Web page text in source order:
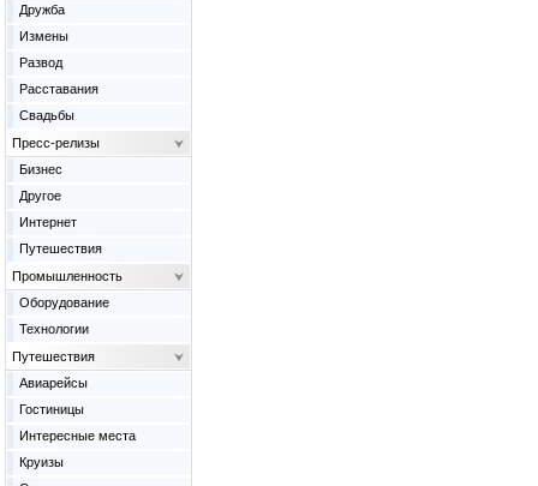
Дружба
Измены
Развод
Расставания
Свадьбы
Пресс-релизы
Бизнес
Другое
Интернет
Путешествия
Промышленность
Оборудование
Технологии
Путешествия
Авиарейсы
Гостиницы
Интересные места
Круизы